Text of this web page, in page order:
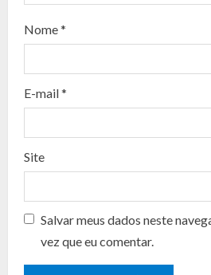
d
n
g
Nome*
E-mail*
Site
Salvar meus dados neste
vez que eu comentar.